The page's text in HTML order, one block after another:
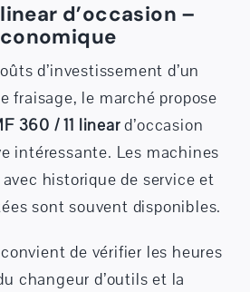
linear d’occasion –
d’investissement d’un
fraisage, le marché propose
360 / 11 lineard’occasion
intéressante. Les machines
historique de service et
sont souvent disponibles.
de vérifier les heures
changeur d’outils et la